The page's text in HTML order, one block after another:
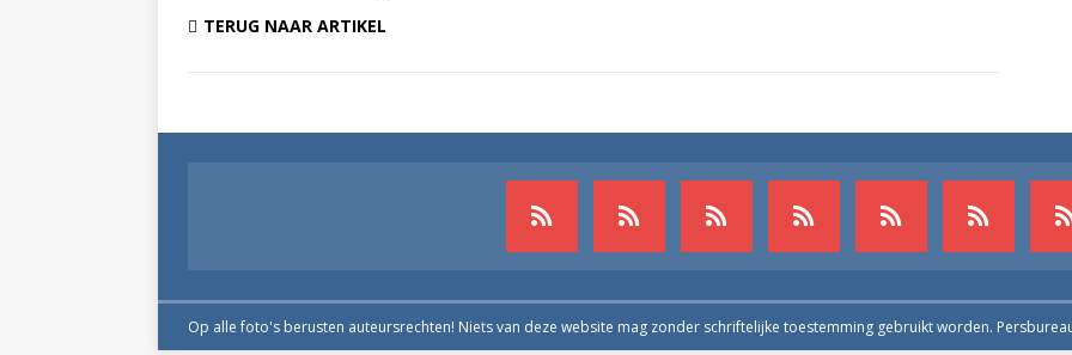
TERUG NAAR ARTIKEL
Op alle foto's berusten auteursrechten! Niets van deze website mag zonder schriftelijke toestemming gebruikt worden.